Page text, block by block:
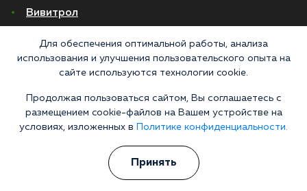
Вивитрол
Вывод из запоя в стационаре
Капельница от запоя на дому
Капельница от похмелья
Для обеспечения оптимальной работы, анализа
использования и улучшения пользовательского опыта на
сайте используются технологии cookie.
Продолжая пользоваться сайтом, Вы соглашаетесь с
размещением cookie-файлов на Вашем устройстве на
условиях, изложенных в
Политике конфиденциальности.
Принять